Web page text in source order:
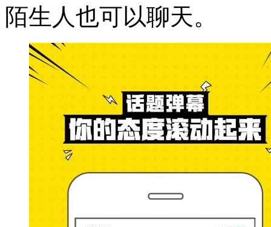
陌生人也可以聊天。